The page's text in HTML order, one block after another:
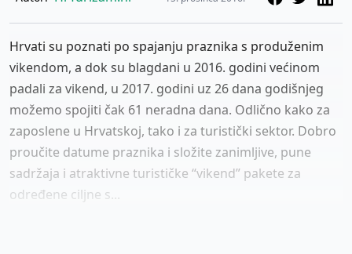
Hrvati su poznati po spajanju praznika s produženim
vikendom, a dok su blagdani u 2016. godini većinom
padali za vikend, u 2017. godini uz 26 dana godišnjeg
možemo spojiti čak 61 neradna dana. Odlično kako za
zaposlene u Hrvatskoj, tako i za turistički sektor. Dobro
proučite datume praznika i složite zanimljive, pune
sadržaja i atraktivne turističke “vikend” pakete za
određene ciljne s...